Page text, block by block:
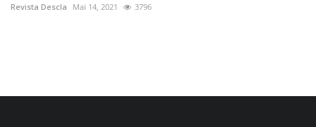
Revista Descla Mai 14, 2021 3796